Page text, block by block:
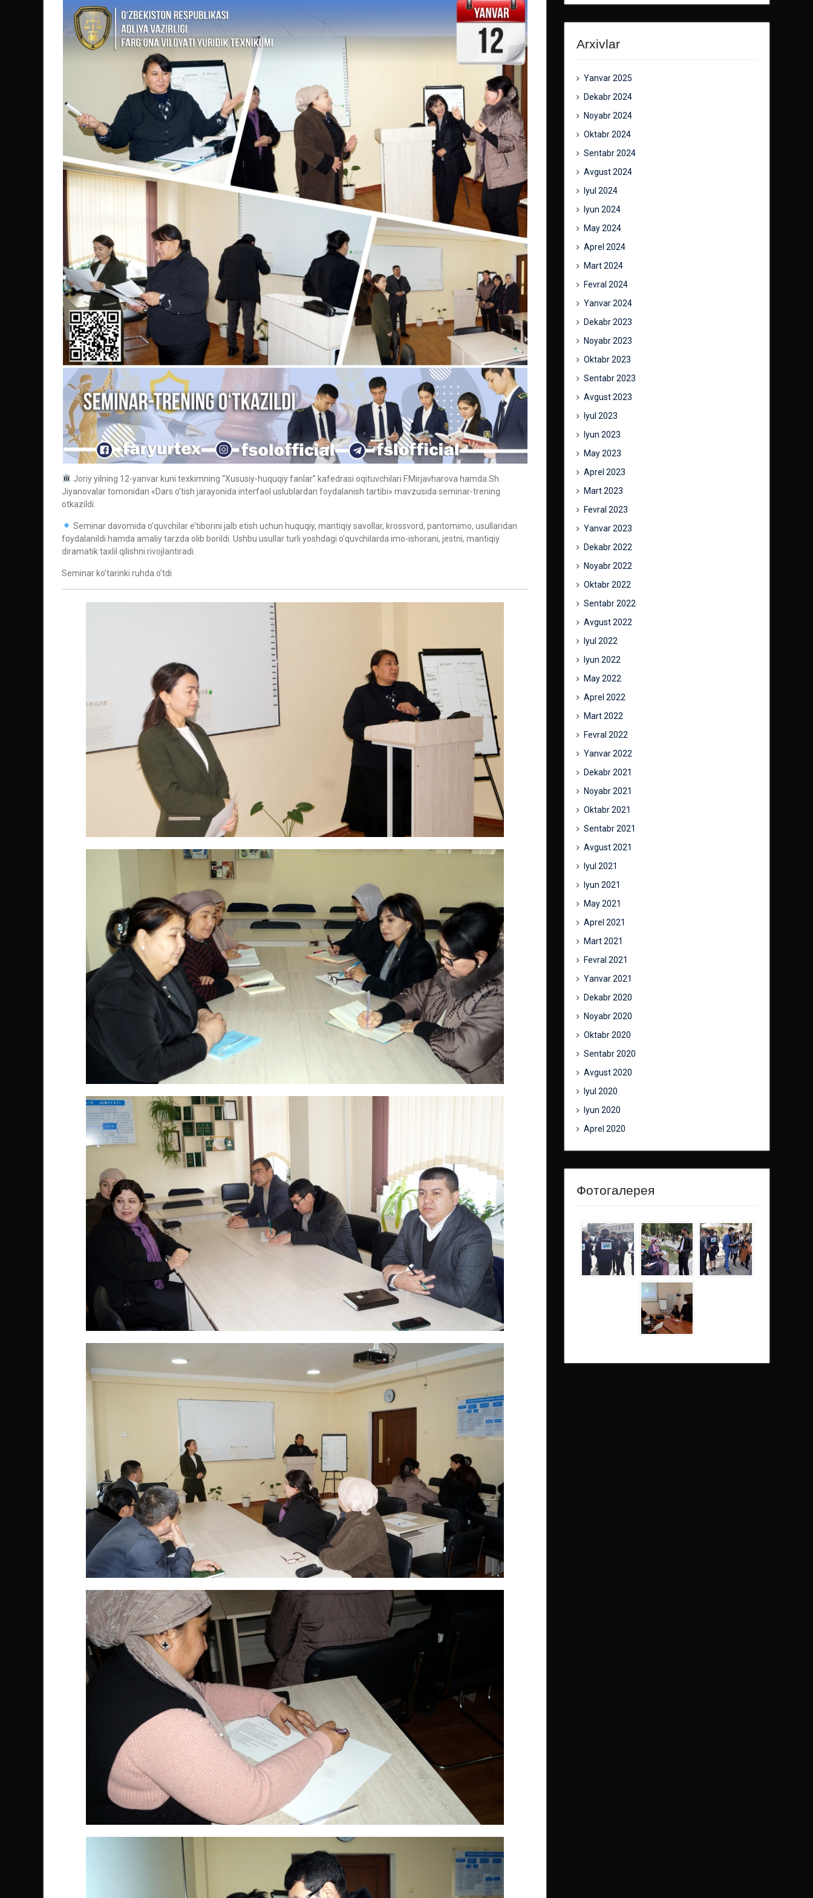
Joriy yilning 12-yanvar kuni texkimning “Xususiy-huquqiy fanlar” kafedrasi oqituvchilari F.Mirjavharova hamda Sh.
Jiyanovalar tomonidan «Dars o’tish jarayonida interfaol uslublardan foydalanish tartibi» mavzusida seminar-trening
otkazildi.
Seminar davomida o’quvchilar e’tiborini jalb etish uchun huquqiy, mantiqiy savollar, krossvord, pantomimo, usullaridan
foydalanildi hamda amaliy tarzda olib borildi. Ushbu usullar turli yoshdagi o’quvchilarda imo-ishorani, jestni, mantiqiy
diramatik taxlil qilishni rivojlantiradi.
Seminar ko’tarinki ruhda o’tdi
Arxivlar
Yanvar 2025
Dekabr 2024
Noyabr 2024
Oktabr 2024
Sentabr 2024
Avgust 2024
Iyul 2024
Iyun 2024
May 2024
Aprel 2024
Mart 2024
Fevral 2024
Yanvar 2024
Dekabr 2023
Noyabr 2023
Oktabr 2023
Sentabr 2023
Avgust 2023
Iyul 2023
Iyun 2023
May 2023
Aprel 2023
Mart 2023
Fevral 2023
Yanvar 2023
Dekabr 2022
Noyabr 2022
Oktabr 2022
Sentabr 2022
Avgust 2022
Iyul 2022
Iyun 2022
May 2022
Aprel 2022
Mart 2022
Fevral 2022
Yanvar 2022
Dekabr 2021
Noyabr 2021
Oktabr 2021
Sentabr 2021
Avgust 2021
Iyul 2021
Iyun 2021
May 2021
Aprel 2021
Mart 2021
Fevral 2021
Yanvar 2021
Dekabr 2020
Noyabr 2020
Oktabr 2020
Sentabr 2020
Avgust 2020
Iyul 2020
Iyun 2020
Aprel 2020
Фотогалерея